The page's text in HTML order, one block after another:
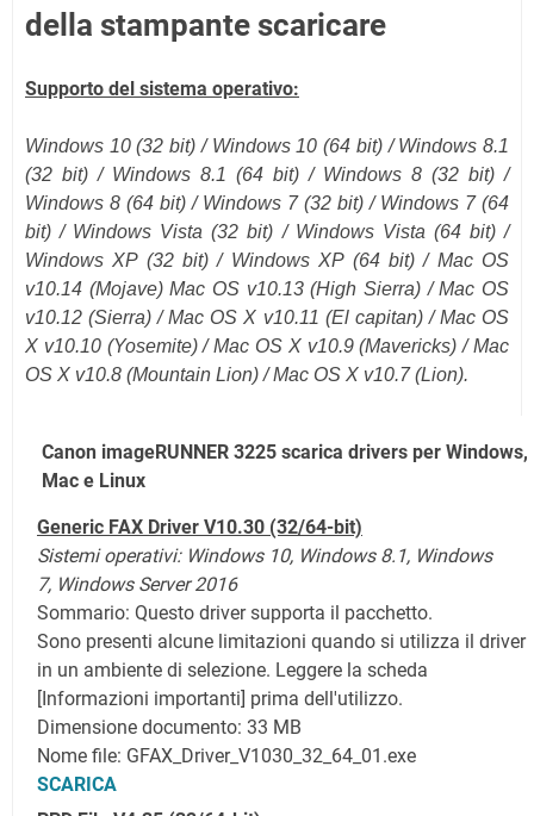
della stampante scaricare
Supporto del sistema operativo:
Windows 10 (32 bit) / Windows 10 (64 bit) / Windows 8.1
(32 bit) / Windows 8.1 (64 bit) / Windows 8 (32 bit) /
Windows 8 (64 bit) / Windows 7 (32 bit) / Windows 7 (64
bit) / Windows Vista (32 bit) / Windows Vista (64 bit) /
Windows XP (32 bit) / Windows XP (64 bit) / Mac OS
v10.14 (Mojave)Mac OS v10.13 (High Sierra) / Mac OS
v10.12(Sierra)/ Mac OS X v10.11 (El capitan)/ Mac OS
X v10.10 (Yosemite) / Mac OS X v10.9 (Mavericks) / Mac
OS X v10.8 (Mountain Lion) / Mac OS X v10.7 (Lion).
Canon imageRUNNER 3225 scarica drivers per Windows,
Mac e Linux
Generic FAX Driver V10.30 (32/64-bit)
Sistemi operativi: Windows 10, Windows 8.1, Windows
7, Windows Server 2016
Sommario: Questo driver supporta il pacchetto.
Sono presenti alcune limitazioni quando si utilizza il driver
in un ambiente di selezione. Leggere la scheda
[Informazioni importanti] prima dell'utilizzo.
Dimensione documento: 33 MB
Nome file: GFAX_Driver_V1030_32_64_01.exe
SCARICA